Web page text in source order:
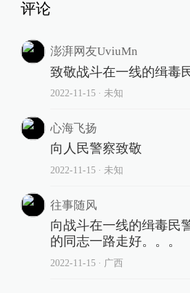
评论
澎湃网友UviuMn
致敬战斗在一线的缉毒
2022-11-15∙ 未知
心海飞扬
向人民警察致敬
2022-11-15∙ 未知
往事随风
向战斗在一线的缉毒民
的同志一路走好。。。
2022-11-15∙ 广西